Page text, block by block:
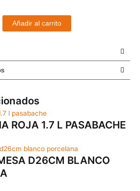
Añadir al carrito
ROJA 1.7 L PASABACHE
D26CM BLANCO